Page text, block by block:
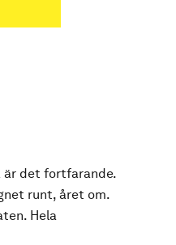
är det fortfarande.
runt, året om.
Hela